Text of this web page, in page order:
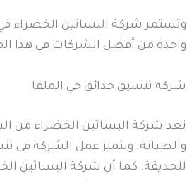
وتستمر شركة البساتين الخضراء
واحدة من أفضل الشركات في هذا
شركة تنسيق حدائق حي الملقا
تعد شركة البساتين الخضراء من
والصيانة. ويتميز عمل الشركة في
للحديقة. كما أن شركة البساتين